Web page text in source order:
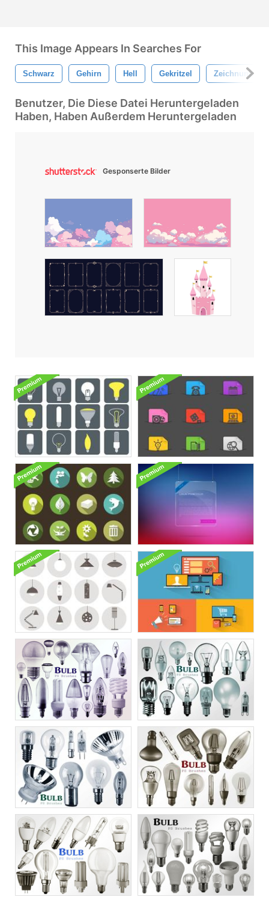
This Image Appears In Searches For
Schwarz Gehirn Hell Gekritzel Zeichnung
Benutzer, Die Diese Datei Heruntergeladen
Haben, Haben Außerdem Heruntergeladen
Gesponserte Bilder